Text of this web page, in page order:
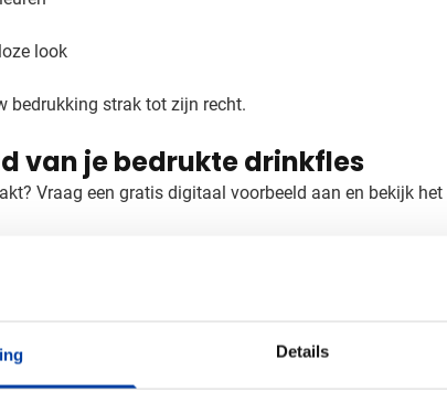
Details
look
bedrukking strak tot zijn recht.
van je bedrukte drinkfles
Vraag een gratis digitaal voorbeeld aan en bekijk